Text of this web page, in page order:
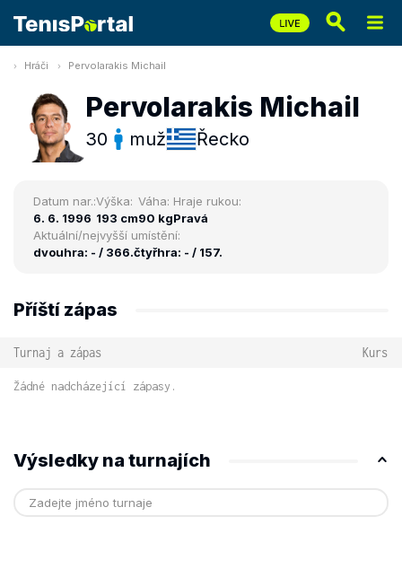
Hráči Pervolarakis Michail
Pervolarakis Michail
30 muž Řecko
Datum nar.:
6. 6. 1996
Výška:
193 cm
Váha:
90 kg
Hraje rukou:
Pravá
Aktuální/nejvyšší umístění:
dvouhra: - / 366.čtyřhra: - / 157.
Příští zápas
Turnaj a zápas Kurs
Žádné nadcházející zápasy.
Výsledky na turnajích